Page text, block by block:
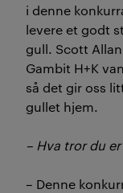
i denne
levere et godt
gull. Scott
Gambit H+K
så det gir oss
gullet hjem.
– Hva tror du
– Denne